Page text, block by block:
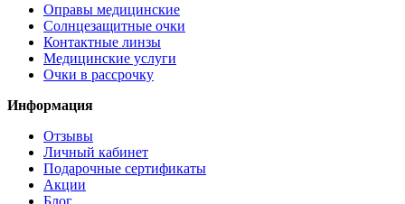
Оправы медицинские
Солнцезащитные очки
Контактные линзы
Медицинские услуги
Очки в рассрочку
Информация
Отзывы
Личный кабинет
Подарочные сертификаты
Акции
Блог